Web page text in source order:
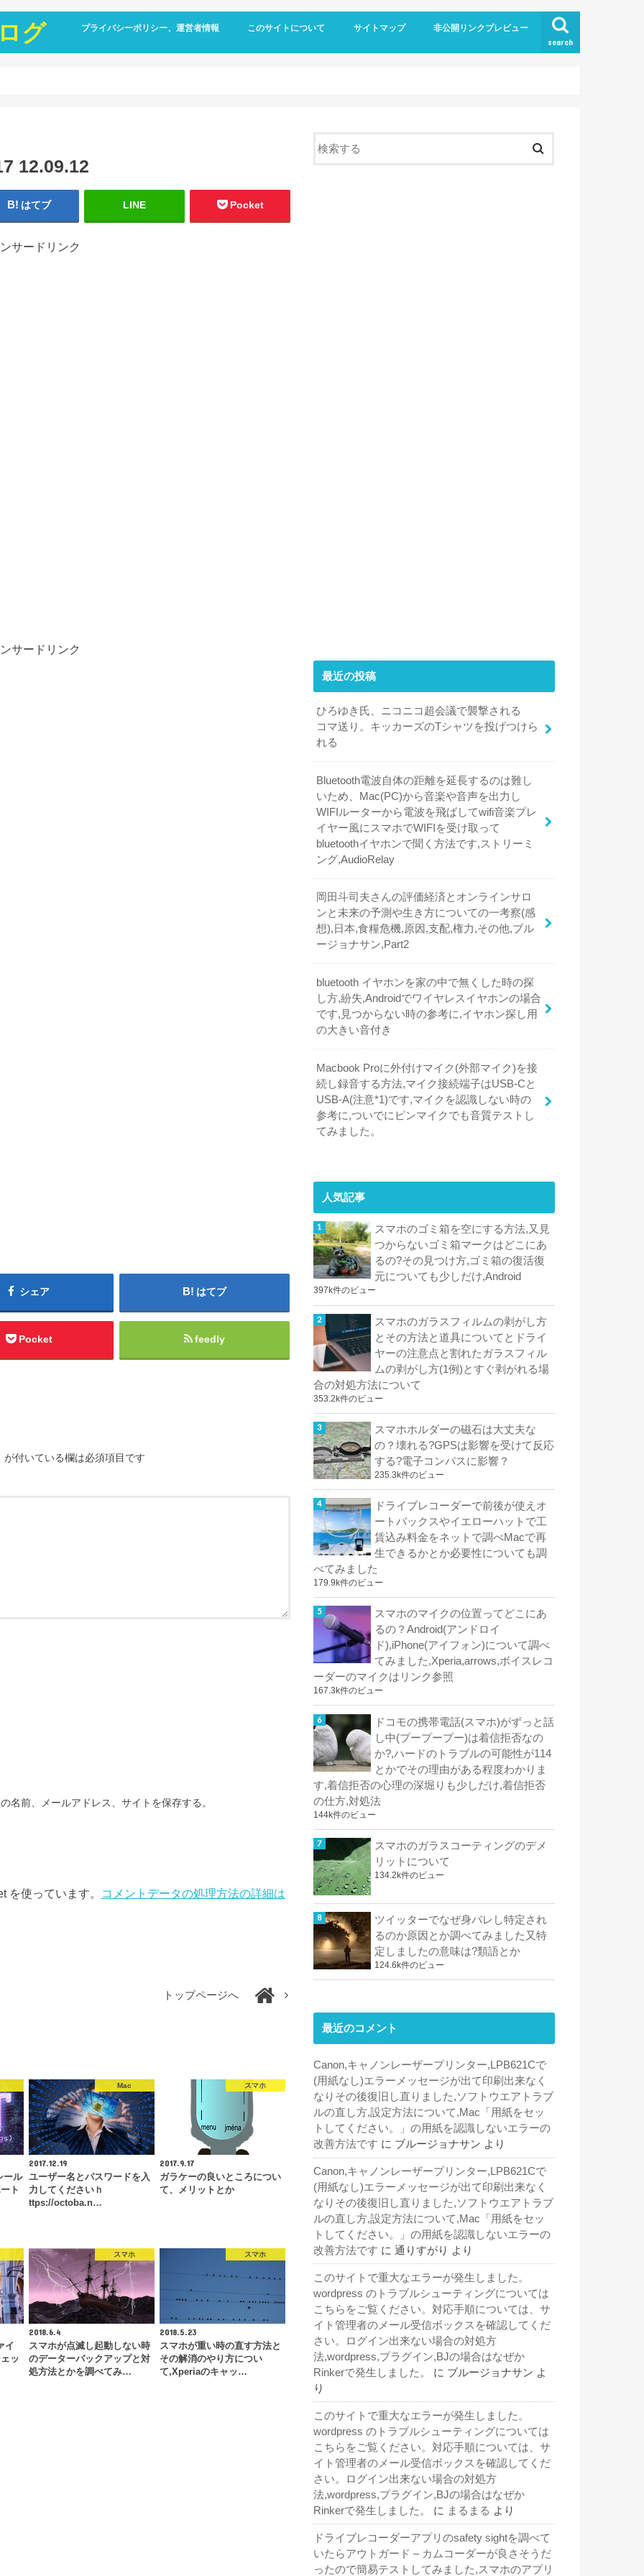
グ search
プライバシーポリシー、運営者情報 このサイトについて サイトマップ 非公開リンクプレビュー
12.09.12
はてブ LINE Pocket
サードリンク
サードリンク
シェア はてブ
Pocket feedly
が付いている欄は必須項目です
名前、メールアドレス、サイトを保存する。
を使っています。 コメントデータの処理方法の詳細は
トップページへ
ール
ト
Mac
2017.12.19
ユーザー名とパスワードを入
力してくださいｈ
ttps://octoba.n…
スマホ
2017.9.17
ガラケーの良いところについ
て、メリットとか
イ
ッ
スマホ
2018.6.4
スマホが点滅し起動しない時
のデーターバックアップと対
処方法とかを調べてみ…
スマホ
2018.5.23
スマホが重い時の直す方法と
その解消のやり方につい
て,Xperiaのキャッ…
最近の投稿
ひろゆき氏、ニコニコ超会議で襲撃される
コマ送り。キッカーズのTシャツを投げつけら
れる
Bluetooth電波自体の距離を延長するのは難し
いため、Mac(PC)から音楽や音声を出力し
WIFIルーターから電波を飛ばしてwifi音楽プレ
イヤー風にスマホでWIFIを受け取って
bluetoothイヤホンで聞く方法です,ストリーミ
ング,AudioRelay
岡田斗司夫さんの評価経済とオンラインサロ
ンと未来の予測や生き方についての一考察(感
想),日本,食糧危機,原因,支配,権力,その他,ブル
ージョナサン,Part2
bluetooth イヤホンを家の中で無くした時の探
し方,紛失,Androidでワイヤレスイヤホンの場合
です,見つからない時の参考に,イヤホン探し用
の大きい音付き
Macbook Proに外付けマイク(外部マイク)を接
続し録音する方法,マイク接続端子はUSB-Cと
USB-A(注意*1)です,マイクを認識しない時の
参考に,ついでにピンマイクでも音質テストし
てみました。
人気記事
スマホのゴミ箱を空にする方法,又見
つからないゴミ箱マークはどこにあ
るの?その見つけ方,ゴミ箱の復活復
元についても少しだけ,Android
397k件のビュー
スマホのガラスフィルムの剥がし方
とその方法と道具についてとドライ
ヤーの注意点と割れたガラスフィル
ムの剥がし方(1例)とすぐ剥がれる場
合の対処方法について
353.2k件のビュー
スマホホルダーの磁石は大丈夫な
の？壊れる?GPSは影響を受けて反応
する?電子コンパスに影響？
235.3k件のビュー
ドライブレコーダーで前後が使えオ
ートバックスやイエローハットで工
賃込み料金をネットで調べMacで再
生できるかとか必要性についても調
べてみました
179.9k件のビュー
スマホのマイクの位置ってどこにあ
るの？Android(アンドロイ
ド),iPhone(アイフォン)について調べ
てみました,Xperia,arrows,ボイスレコ
ーダーのマイクはリンク参照
167.3k件のビュー
ドコモの携帯電話(スマホ)がずっと話
し中(プープープー)は着信拒否なの
か?,ハードのトラブルの可能性が114
とかでその理由がある程度わかりま
す,着信拒否の心理の深堀りも少しだけ,着信拒否
の仕方,対処法
144k件のビュー
スマホのガラスコーティングのデメ
リットについて
134.2k件のビュー
ツイッターでなぜ身バレし特定され
るのか原因とか調べてみました又特
定しましたの意味は?類語とか
124.6k件のビュー
最近のコメント
Canon,キャノンレーザープリンター,LPB621Cで
(用紙なし)エラーメッセージが出て印刷出来なく
なりその後復旧し直りました,ソフトウエアトラブ
ルの直し方,設定方法について,Mac「用紙をセッ
トしてください。」の用紙を認識しないエラーの
改善方法です に ブルージョナサン より
Canon,キャノンレーザープリンター,LPB621Cで
(用紙なし)エラーメッセージが出て印刷出来なく
なりその後復旧し直りました,ソフトウエアトラブ
ルの直し方,設定方法について,Mac「用紙をセッ
トしてください。」の用紙を認識しないエラーの
改善方法です に 通りすがり より
このサイトで重大なエラーが発生しました。
wordpress のトラブルシューティングについては
こちらをご覧ください。対応手順については、サ
イト管理者のメール受信ボックスを確認してくだ
さい。ログイン出来ない場合の対処方
法,wordpress,プラグイン,BJの場合はなぜか
Rinkerで発生しました。
に ブルージョナサン よ
り
このサイトで重大なエラーが発生しました。
wordpress のトラブルシューティングについては
こちらをご覧ください。対応手順については、サ
イト管理者のメール受信ボックスを確認してくだ
さい。ログイン出来ない場合の対処方
法,wordpress,プラグイン,BJの場合はなぜか
Rinkerで発生しました。
に まるまる より
ドライブレコーダーアプリのsafety sightを調べて
いたらアウトガード – カムコーダーが良さそうだ
ったので簡易テストしてみました,スマホのアプリ